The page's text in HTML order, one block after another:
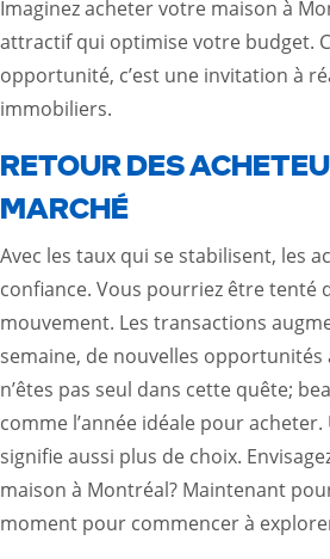
Imaginez acheter votre maison à
attractif qui optimise votre budget.
opportunité, c’est une invitation à
immobiliers.
RETOUR DES
MARCHÉ
Avec les taux qui se stabilisent, les
confiance. Vous pourriez être tenté
mouvement. Les transactions
semaine, de nouvelles opportunités
n’êtes pas seul dans cette quête;
comme l’année idéale pour
signifie aussi plus de choix.
maison à Montréal? Maintenant
moment pour commencer à